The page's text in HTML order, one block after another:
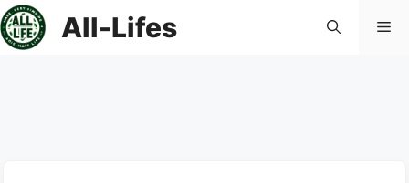
컨
텐
All-Lifes 메